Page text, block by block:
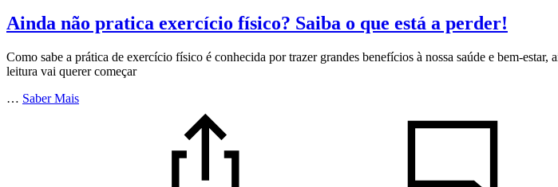
Ainda não pratica exercício físico? Saiba o que está a perder!
Como sabe a prática de exercício físico é conhecida por trazer grandes benefícios à nossa saúde e bem-
leitura vai querer começar
… Saber Mais